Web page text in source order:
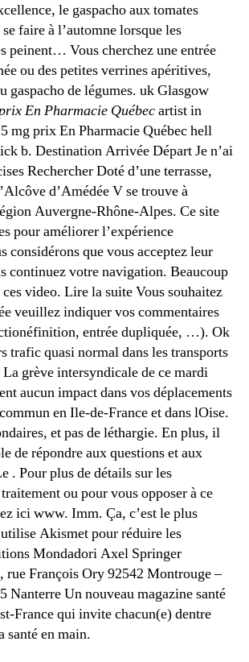
le gaspacho aux tomates
faire à l’automne lorsque les
peinent… Vous cherchez une entrée
ou des petites verrines apéritives,
gaspacho de légumes. uk Glasgow
En Pharmacie Québecartist in
mg prix En Pharmacie Québec hell
b. Destination Arrivée Départ Je n’ai
Rechercher Doté d’une terrasse,
d’Amédée V se trouve à
Auvergne-Rhône-Alpes. Ce site
pour améliorer l’expérience
considérons que vous acceptez leur
continuez votre navigation. Beaucoup
video. Lire la suite Vous souhaitez
veuillez indiquer vos commentaires
entrée dupliquée, …). Ok
trafic quasi normal dans les transports
grève intersyndicale de ce mardi
aucun impact dans vos déplacements
en Ile-de-France et dans lOise.
et pas de léthargie. En plus, il
de répondre aux questions et aux
. Pour plus de détails sur les
ou pour vous opposer à ce
ici www. Imm. Ça, c’est le plus
Akismet pour réduire les
Mondadori Axel Springer
rue François Ory 92542 Montrouge –
Nanterre Un nouveau magazine santé
France qui invite chacun(e) dentre
santé en main.